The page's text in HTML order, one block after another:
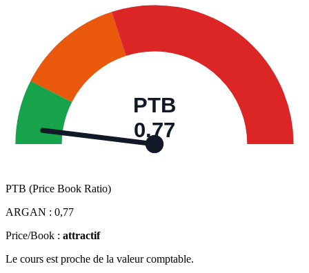
PTB
0,77
PTB (Price Book Ratio)
ARGAN : 0,77
Price/Book : attractif
Le cours est proche de la valeur comptable.